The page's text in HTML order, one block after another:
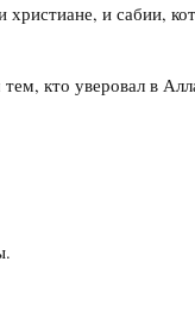
христиане, и сабии,
кто уверовал в